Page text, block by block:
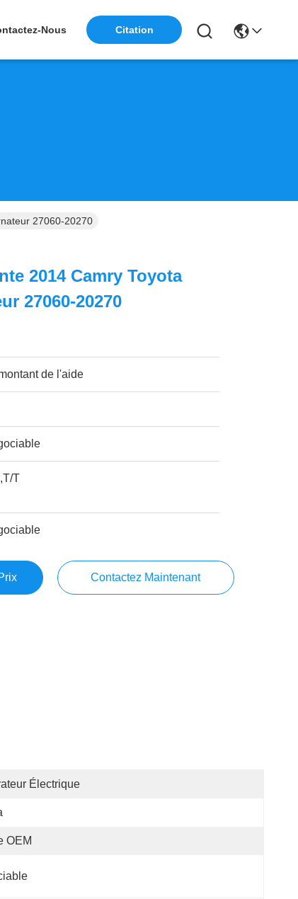
Nous Citation
27060-20270
2014 Camry Toyota
27060-20270
de l'aide
T
Contactez Maintenant
Électrique
OEM